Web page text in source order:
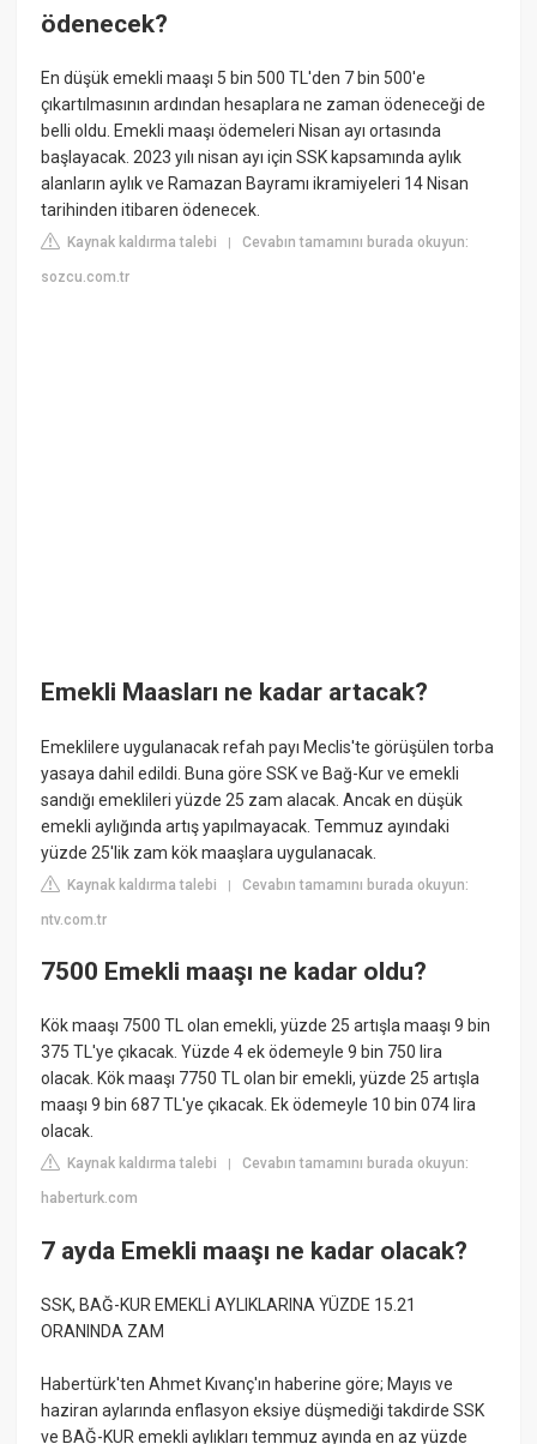
ödenecek?
En düşük emekli maaşı 5 bin 500 TL'den 7 bin 500'e
çıkartılmasının ardından hesaplara ne zaman ödeneceği de
belli oldu. Emekli maaşı ödemeleri Nisan ayı ortasında
başlayacak. 2023 yılı nisan ayı için SSK kapsamında aylık
alanların aylık ve Ramazan Bayramı ikramiyeleri 14 Nisan
tarihinden itibaren ödenecek.
Kaynak kaldırma talebi |Cevabın tamamını burada okuyun:
sozcu.com.tr
Emekli Maasları ne kadar artacak?
Emeklilere uygulanacak refah payı Meclis'te görüşülen torba
yasaya dahil edildi. Buna göre SSK ve Bağ-Kur ve emekli
sandığı emeklileri yüzde 25 zam alacak. Ancak en düşük
emekli aylığında artış yapılmayacak. Temmuz ayındaki
yüzde 25'lik zam kök maaşlara uygulanacak.
Kaynak kaldırma talebi |Cevabın tamamını burada okuyun:
ntv.com.tr
7500 Emekli maaşı ne kadar oldu?
Kök maaşı 7500 TL olan emekli, yüzde 25 artışla maaşı 9 bin
375 TL'ye çıkacak. Yüzde 4 ek ödemeyle 9 bin 750 lira
olacak. Kök maaşı 7750 TL olan bir emekli, yüzde 25 artışla
maaşı 9 bin 687 TL'ye çıkacak. Ek ödemeyle 10 bin 074 lira
olacak.
Kaynak kaldırma talebi |Cevabın tamamını burada okuyun:
haberturk.com
7 ayda Emekli maaşı ne kadar olacak?
SSK, BAĞ-KUR EMEKLİ AYLIKLARINA YÜZDE 15.21
ORANINDA ZAM
Habertürk'ten Ahmet Kıvanç'ın haberine göre; Mayıs ve
haziran aylarında enflasyon eksiye düşmediği takdirde SSK
ve BAĞ-KUR emekli aylıkları temmuz ayında en az yüzde